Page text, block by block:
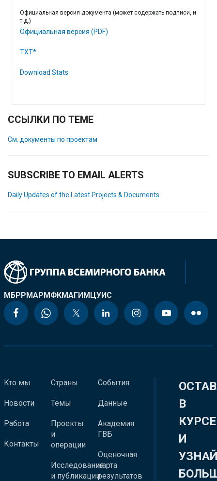
Официальная версия документа (может содержать подписи, и
т.д.)
Официальная версия (PDF)
TXT*
Download Stats
ССЫЛКИ ПО ТЕМЕ
См. документы по проектам
SUBSCRIBE TO EMAIL ALERTS
Daily Updates of the Latest Projects & Documents
МБРРМАРМФКМАГИМЦУИС
Кто мы
Новости
Работа
Контакты
Страны
Темы
Проекты
и
операции
Исследования
и публикации
События
Данные
Академия
ГВБ
Оценочная
карта
результатов
В
КУРСЕ
И